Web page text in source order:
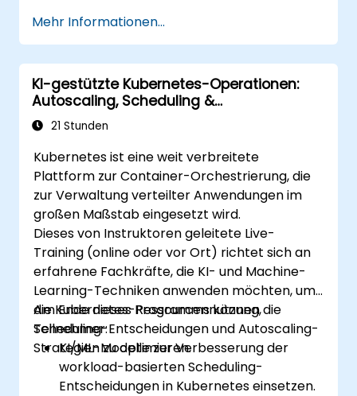
Bereitstellung zu nutzen.
Die Gesundheit von Microservices in der
Produktion zu überwachen und zu
pflegen.
Bewährte Praktiken für Sicherheit und
Compliance in einer Kubernetes-
Mehr Informationen...
KI-gestützte Kubernetes-Operationen:
Autoscaling, Scheduling &
Ressourcenoptimierung
21 Stunden
Kubernetes ist eine weit verbreitete
Plattform zur Container-Orchestrierung, die
zur Verwaltung verteilter Anwendungen im
großen Maßstab eingesetzt wird.
Dieses von Instruktoren geleitete Live-
Training (online oder vor Ort) richtet sich an
erfahrene Fachkräfte, die KI- und Machine-
Learning-Techniken anwenden möchten, um
die Kubernetes-Ressourcennutzung,
Scheduling-Entscheidungen und Autoscaling-
Strategien zu optimieren.
Am Ende dieses Programms können die
Teilnehmer:
KI/ML-Modelle zur Verbesserung der
workload-basierten Scheduling-
Entscheidungen in Kubernetes einsetzen.